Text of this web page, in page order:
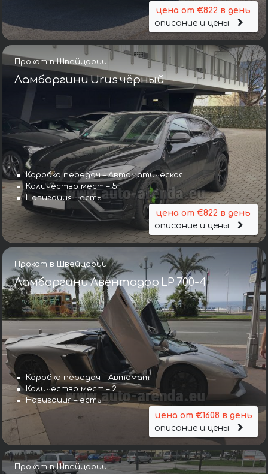
цена от €822 в день
описание и цены
Прокат в Швейцарии
Ламборгини Urus чёрный
Коробка передач – Автоматическая
Количество мест – 5
Навигация – есть
цена от €822 в день
описание и цены
Прокат в Швейцарии
Ламборгини Авентадор LP 700-4
Коробка передач – Автомат
Количество мест – 2
Навигация – есть
цена от €1608 в день
описание и цены
Прокат в Швейцарии